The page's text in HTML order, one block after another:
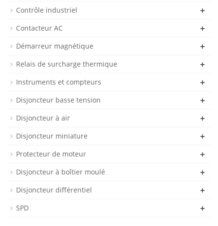
Contrôle industriel +
Contacteur AC +
Démarreur magnétique +
Relais de surcharge thermique +
Instruments et compteurs +
Disjoncteur basse tension +
Disjoncteur à air +
Disjoncteur miniature +
Protecteur de moteur +
Disjoncteur à boîtier moulé +
Disjoncteur différentiel +
SPD +